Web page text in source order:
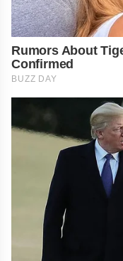
Rumors About
Confirmed
BUZZ DAY